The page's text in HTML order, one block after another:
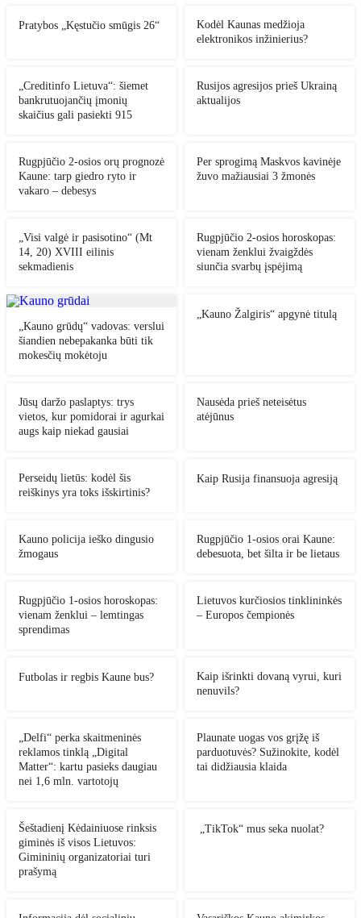
Pratybos „Kęstučio smūgis 26“
Kodėl Kaunas medžioja
elektronikos inžinierius?
„Creditinfo Lietuva“: šiemet
bankrutuojančių įmonių
skaičius gali pasiekti 915
Rusijos agresijos prieš Ukrainą
aktualijos
Rugpjūčio 2-osios orų prognozė
Kaune: tarp giedro ryto ir
vakaro – debesys
Per sprogimą Maskvos kavinėje
žuvo mažiausiai 3 žmonės
„Visi valgė ir pasisotino“ (Mt
14, 20) XVIII eilinis
sekmadienis
Rugpjūčio 2-osios horoskopas:
vienam ženklui žvaigždės
siunčia svarbų įspėjimą
„Kauno grūdų“ vadovas: verslui
šiandien nebepakanka būti tik
mokesčių mokėtoju
„Kauno Žalgiris“ apgynė titulą
Jūsų daržo paslaptys: trys
vietos, kur pomidorai ir agurkai
augs kaip niekad gausiai
Nausėda prieš neteisėtus
atėjūnus
Perseidų lietūs: kodėl šis
reiškinys yra toks išskirtinis?
Kaip Rusija finansuoja agresiją
Kauno policija ieško dingusio
žmogaus
Rugpjūčio 1-osios orai Kaune:
debesuota, bet šilta ir be lietaus
Rugpjūčio 1-osios horoskopas:
vienam ženklui – lemtingas
sprendimas
Lietuvos kurčiosios tinklininkės
– Europos čempionės
Futbolas ir regbis Kaune bus?
Kaip išrinkti dovaną vyrui, kuri
nenuvils?
„Delfi“ perka skaitmeninės
reklamos tinklą „Digital
Matter“: kartu pasieks daugiau
nei 1,6 mln. vartotojų
Plaunate uogas vos grįžę iš
parduotuvės? Sužinokite, kodėl
tai didžiausia klaida
Šeštadienį Kėdainiuose rinksis
giminės iš visos Lietuvos:
Gimininių organizatoriai turi
prašymą
„TikTok“ mus seka nuolat?